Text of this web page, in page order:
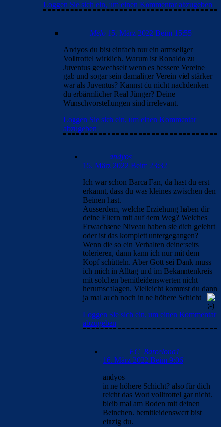
Loggen Sie sich ein, um einen Kommentar abzugeben
Melo 15. März 2022 Beim 15:55
Andyos du bist einfach nur ein armseliger
Volltrottel wirklich. Warum ist Ronaldo zu
Juventus gewechselt wenn es bessere Vereine
gab und sogar sein damaliger Verein viel stärker
war als Juventus? Kannst du nicht nachdenken
du erbärmlicher Real Jünger? Deine
Wunschvorstellungen sind irrelevant.
Loggen Sie sich ein, um einen Kommentar
abzugeben
andyos
15. März 2022 Beim 23:32
Ich war schon Barca Fan, da hast du erst
erkannt, dass du was kleines zwischen den
Beinen hast.
Ausserdem, welche Erziehung haben dir
deine Eltern mit auf dem Weg? Welches
Erwachsene Niveau haben sie dich gelehrt
oder ist das komplett untergegangen?
Wenn die so ein Verhalten deinerseits
tolerieren, dann kann ich nur mit dem
Kopf schütteln. Aber Gott sei Dank muss
ich mich in Alltag und im Bekanntenkreis
mit solchen bemitleidenswerten nicht
herumschlagen. Vielleicht kommst du dann
ja mal auch noch in ne höhere Schicht
Loggen Sie sich ein, um einen Kommentar
abzugeben
FC_Barcelona1
16. März 2022 Beim 9:06
andyos
in ne höhere Schicht? also für dich
reicht das Wort volltrottel gar nicht.
bleib mal am Boden mit deinen
Beinchen. bemitleidenswert bist
einzig du.